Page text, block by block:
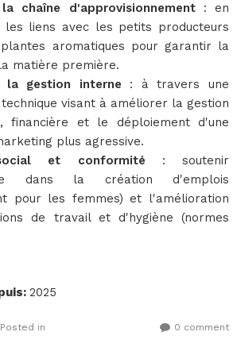
chaîne d'approvisionnement: en
les liens avec les petits producteurs
aromatiques pour garantir la
matière première.
la gestion interne : à travers une
visant à améliorer la gestion
financière et le déploiement d'une
plus agressive.
et conformité : soutenir
dans la création d'emplois
pour les femmes) et l'amélioration
de travail et d'hygiène (normes
: 2025
Posted in 0 comment